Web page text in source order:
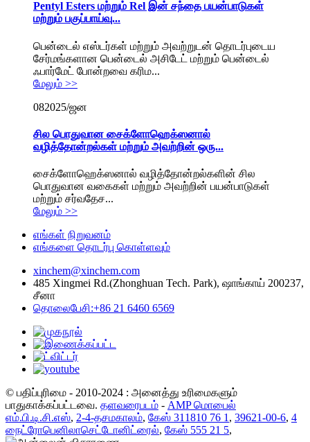
Pentyl Esters மற்றும் Rel இன் சந்தை பயன்பாடுகள்
மற்றும் பகுப்பாய்வு...
பென்டைல் ​​எஸ்டர்கள் மற்றும் அவற்றுடன் தொடர்புடைய
சேர்மங்களான பென்டைல் ​​அசிடேட் மற்றும் பென்டைல் ​​
ஃபார்மேட் போன்றவை கரிம...
மேலும் >>
082025/ஜன
சில பொதுவான சைக்ளோஹெக்ஸனால்
வழித்தோன்றல்கள் மற்றும் அவற்றின் ஒரு...
சைக்ளோஹெக்ஸனால் வழித்தோன்றல்களின் சில
பொதுவான வகைகள் மற்றும் அவற்றின் பயன்பாடுகள்
மற்றும் சர்வதேச...
மேலும் >>
எங்கள் நிறுவனம்
எங்களை தொடர்பு கொள்ளவும்
xinchem@xinchem.com
485 Xingmei Rd.(Zhonghuan Tech. Park), ஷாங்காய் 200237,
சீனா
தொலைபேசி:+86 21 6460 6569
© பதிப்புரிமை - 2010-2024 : அனைத்து உரிமைகளும்
பாதுகாக்கப்பட்டவை. தளவரைபடம் - AMP மொபைல்
எம்.பி.டி.சி.எஸ், 2-4-தசமகாலம், கேஸ் 311810 76 1 , 39621-00-6, 4
நைட்ரோபெனிலாசெட்டோனிட்ரைல், கேஸ் 555 21 5,